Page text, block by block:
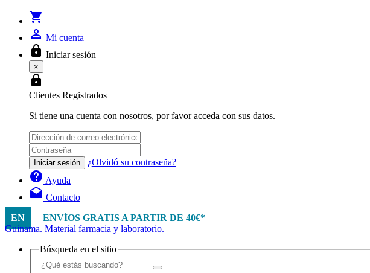
shopping_cart
person_outline Mi cuenta
lock Iniciar sesión
×
lock
Clientes Registrados
Si tiene una cuenta con nosotros, por favor acceda con sus datos.
Iniciar sesión ¿Olvidó su contraseña?
help Ayuda
drafts Contacto
EN
ENVÍOS GRATIS A PARTIR DE 40€*
Guinama. Material farmacia y laboratorio.
Búsqueda en el sitio